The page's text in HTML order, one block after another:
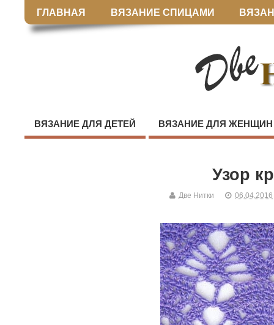
ГЛАВНАЯ ВЯЗАНИЕ СПИЦАМИ
ВЯЗАНИЕ ДЛЯ ДЕТЕЙ ВЯЗАНИЕ ДЛЯ ЖЕНЩИН
Узор
Две Нитки 06.04.2016